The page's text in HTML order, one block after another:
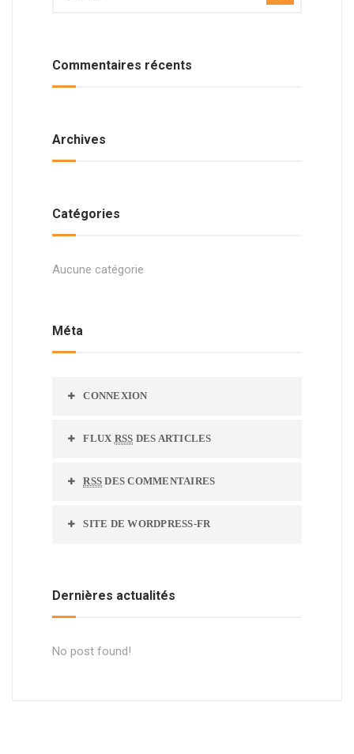
Commentaires récents
Archives
Catégories
Aucune catégorie
Méta
CONNEXION
FLUX RSS DES ARTICLES
RSS DES COMMENTAIRES
SITE DE WORDPRESS-FR
Dernières actualités
No post found!